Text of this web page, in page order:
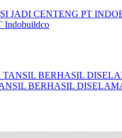
Indobuildco
BERHASIL